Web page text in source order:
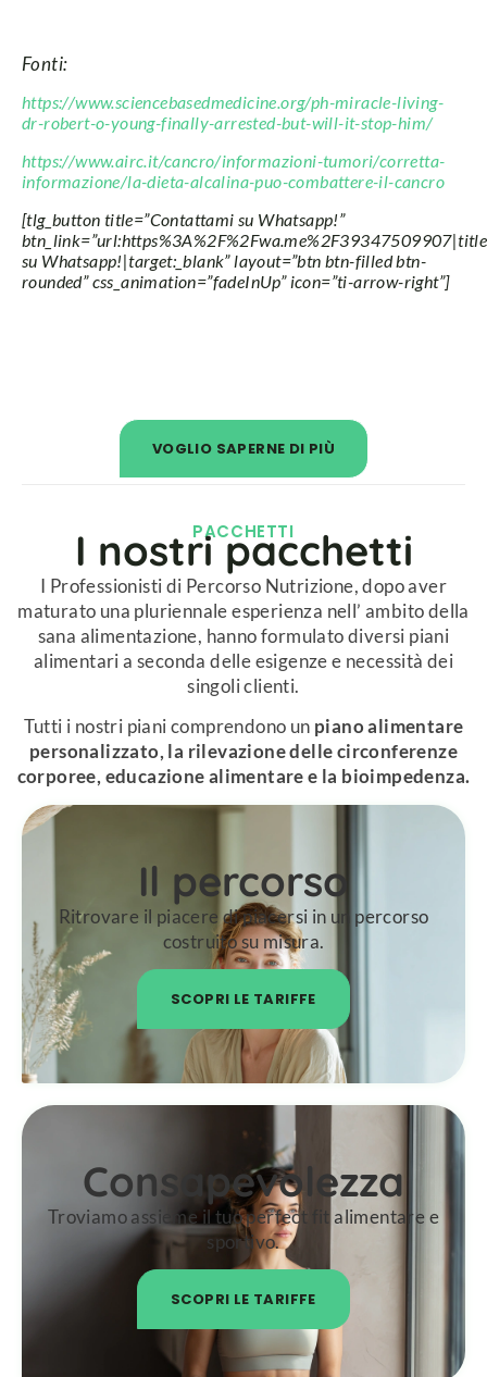
Fonti:
https://www.sciencebasedmedicine.org/ph-miracle-living-
dr-robert-o-young-finally-arrested-but-will-it-stop-him/
https://www.airc.it/cancro/informazioni-tumori/corretta-
informazione/la-dieta-alcalina-puo-combattere-il-cancro
[tlg_button title=”Contattami su Whatsapp!”
su Whatsapp!|target:_blank” layout=”btn btn-filled btn-
rounded” css_animation=”fadeInUp” icon=”ti-arrow-right”]
VOGLIO SAPERNE DI PIÙ
PACCHETTI​
I nostri pacchetti​
I Professionisti di Percorso Nutrizione, dopo aver
maturato una pluriennale esperienza nell’ ambito della
sana alimentazione, hanno formulato diversi piani
alimentari a seconda delle esigenze e necessità dei
singoli clienti.
Tutti i nostri piani comprendono un piano alimentare
personalizzato, la rilevazione delle circonferenze
corporee, educazione alimentare e la bioimpedenza.
Il percorso
Ritrovare il piacere di piacersi in un percorso
costruito su misura.
SCOPRI LE TARIFFE
Consapevolezza
Troviamo assieme il tuo perfect fit alimentare e
sportivo.
SCOPRI LE TARIFFE